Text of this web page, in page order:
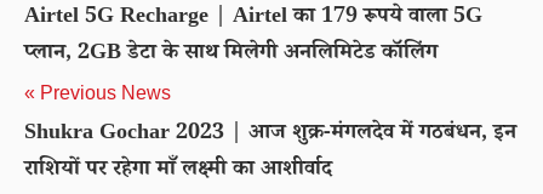
Airtel 5G Recharge | Airtel का 179 रूपये वाला 5G
प्लान, 2GB डेटा के साथ मिलेगी अनलिमिटेड कॉलिंग
« Previous News
Shukra Gochar 2023 | आज शुक्र-मंगलदेव में गठबंधन, इन
राशियों पर रहेगा माँ लक्ष्मी का आशीर्वाद